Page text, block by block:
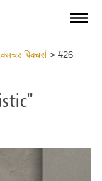
पिक्चर्स > #26